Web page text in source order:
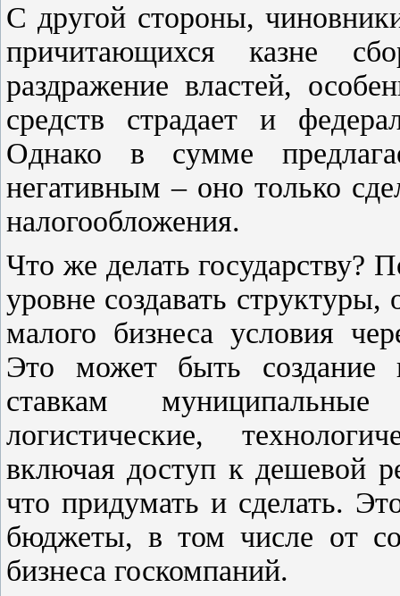
С другой стороны,
причитающихся казне
раздражение властей,
средств страдает и
Однако в сумме
негативным – оно только
налогообложения.
Что же делать государству?
уровне создавать
малого бизнеса условия
Это может быть
ставкам
логистические,
включая доступ к дешевой
что придумать и сделать.
бюджеты, в том числе от
бизнеса госкомпаний.